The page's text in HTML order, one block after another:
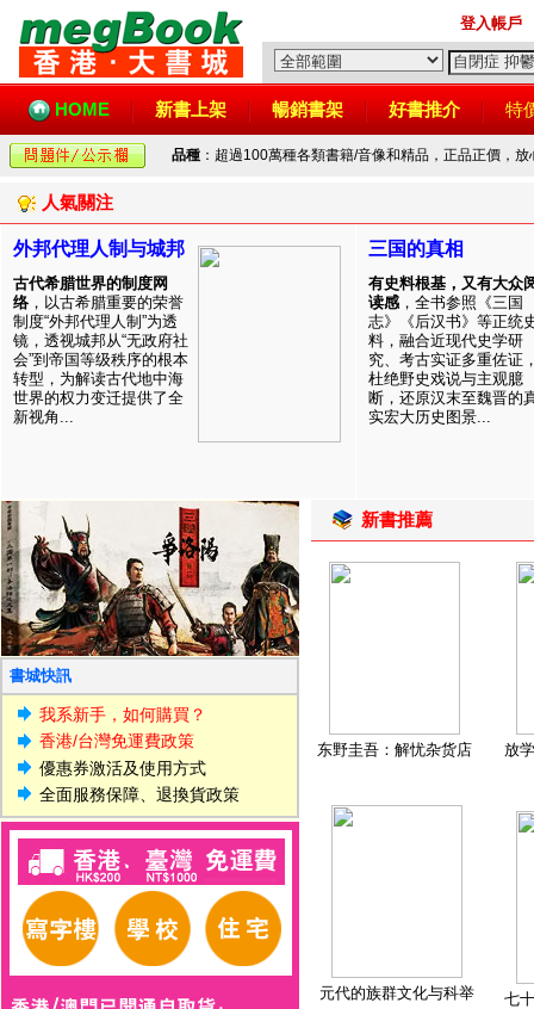
登入帳戶
HOME 新書上架 暢銷書架 好書推介 特
品種 ：超過100萬種各類書籍/音像和精品，正品正價，
人氣關注
外邦代理人制与城邦
古代希腊世界的制度网
络 ，以古希腊重要的荣誉
制度“外邦代理人制”为透
镜，透视城邦从“无政府社
会”到帝国等级秩序的根本
转型，为解读古代地中海
世界的权力变迁提供了全
新视角...
三国的真相
有史料根基，又有大众
读感 ，全书参照《三国
志》《后汉书》等正统
料，融合近现代史学研
究、考古实证多重佐证
杜绝野史戏说与主观臆
断，还原汉末至魏晋的
实宏大历史图景...
書城快訊
我系新手，如何購買？
香港/台灣免運費政策
優惠券激活及使用方式
全面服務保障、退換貨政策
新書推薦
东野圭吾：解忧杂货店 放
元代的族群文化与科举 七